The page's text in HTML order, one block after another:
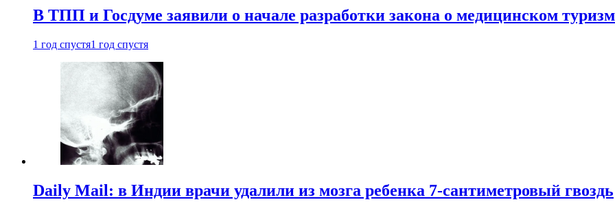
В ТПП и Госдуме заявили о начале разработки закона о медицинском
1 год спустя1 год спустя
Daily Mail: в Индии врачи удалили из мозга ребенка 7-сантиметровый гвоздь